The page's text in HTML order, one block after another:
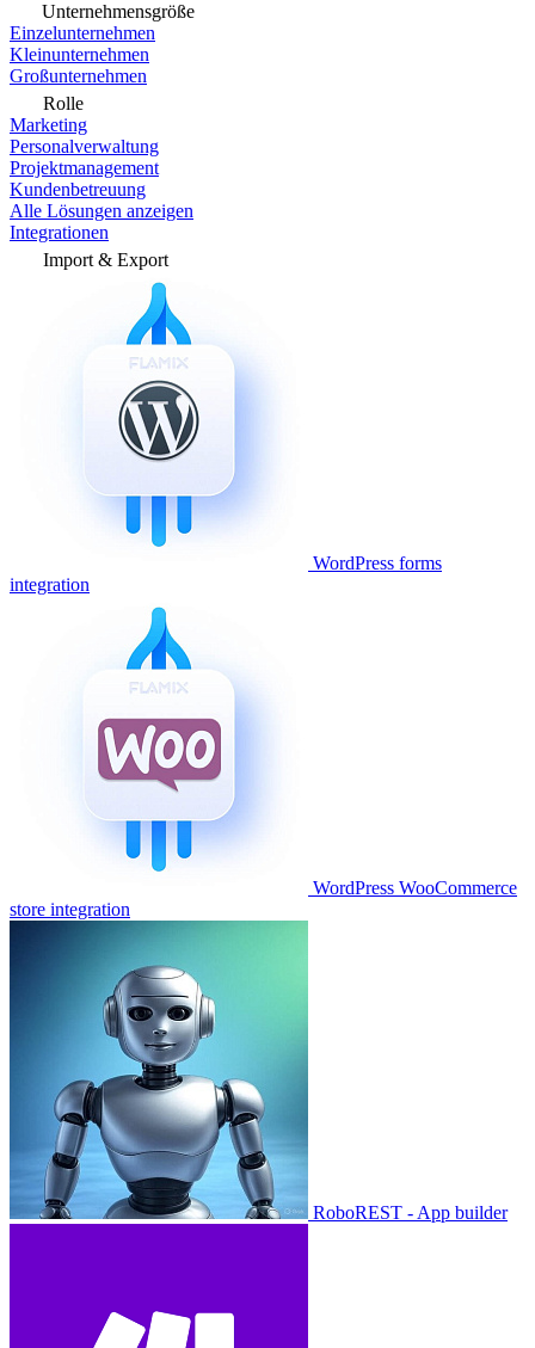
Unternehmensgröße
Einzelunternehmen
Kleinunternehmen
Großunternehmen
Rolle
Marketing
Personalverwaltung
Projektmanagement
Kundenbetreuung
Alle Lösungen anzeigen
Integrationen
Import & Export
WordPress forms
integration
WordPress WooCommerce
store integration
RoboREST - App builder